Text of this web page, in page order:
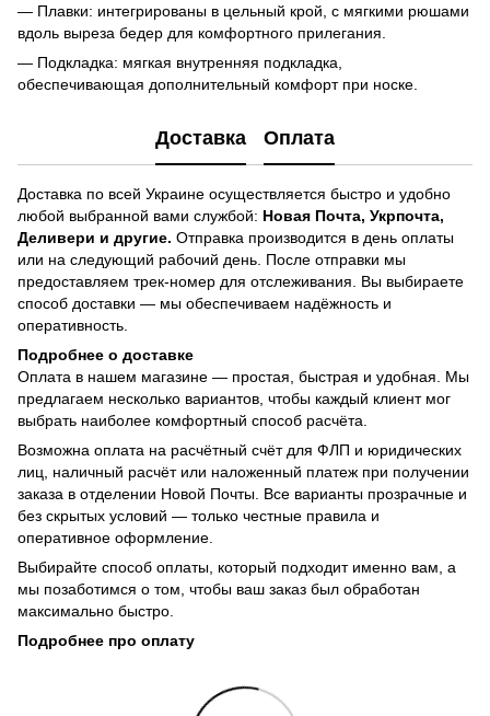
— Плавки: интегрированы в цельный крой, с мягкими рюшами
вдоль выреза бедер для комфортного прилегания.
— Подкладка: мягкая внутренняя подкладка,
обеспечивающая дополнительный комфорт при носке.
Доставка Оплата
Доставка по всей Украине осуществляется быстро и удобно
любой выбранной вами службой: Новая Почта, Укрпочта,
Деливери и другие. Отправка производится в день оплаты
или на следующий рабочий день. После отправки мы
предоставляем трек-номер для отслеживания. Вы выбираете
способ доставки — мы обеспечиваем надёжность и
оперативность.
Подробнее о доставке
Оплата в нашем магазине — простая, быстрая и удобная. Мы
предлагаем несколько вариантов, чтобы каждый клиент мог
выбрать наиболее комфортный способ расчёта.
Возможна оплата на расчётный счёт для ФЛП и юридических
лиц, наличный расчёт или наложенный платеж при получении
заказа в отделении Новой Почты. Все варианты прозрачные и
без скрытых условий — только честные правила и
оперативное оформление.
Выбирайте способ оплаты, который подходит именно вам, а
мы позаботимся о том, чтобы ваш заказ был обработан
максимально быстро.
Подробнее про оплату